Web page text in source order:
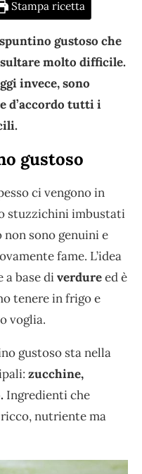
Stampa ricetta
gustoso che
molto difficile.
invece, sono
d’accordo tutti i
gustoso
ci vengono in
stuzzichini imbustati
sono genuini e
fame. L’idea
a base diverdureed è
tenere in frigo e
voglia.
gustoso sta nella
zucchine,
Ingredienti che
nutriente ma